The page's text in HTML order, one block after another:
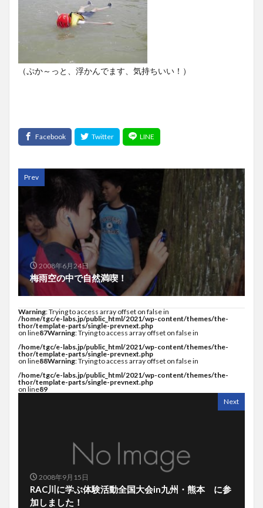
（ぷか～っと、浮かんでます、気持ちいい！）
Prev
2008年6月24日
梅雨空の中で自然満喫！
Warning: Trying to access array offset on false in
/home/tgc/e-labs.jp/public_html/2021/wp-content/themes/the-
thor/template-parts/single-prevnext.php
on line87Warning: Trying to access array offset on false in
/home/tgc/e-labs.jp/public_html/2021/wp-content/themes/the-
thor/template-parts/single-prevnext.php
on line88Warning: Trying to access array offset on false in
/home/tgc/e-labs.jp/public_html/2021/wp-content/themes/the-
thor/template-parts/single-prevnext.php
on line89
Next
2008年9月15日
RAC川に学ぶ体験活動全国大会in九州・熊本 に参
加しました！